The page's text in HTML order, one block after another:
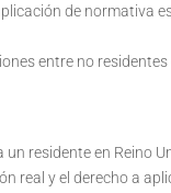
de normativa
entre no residentes
un residente en Reino
real y el derecho a